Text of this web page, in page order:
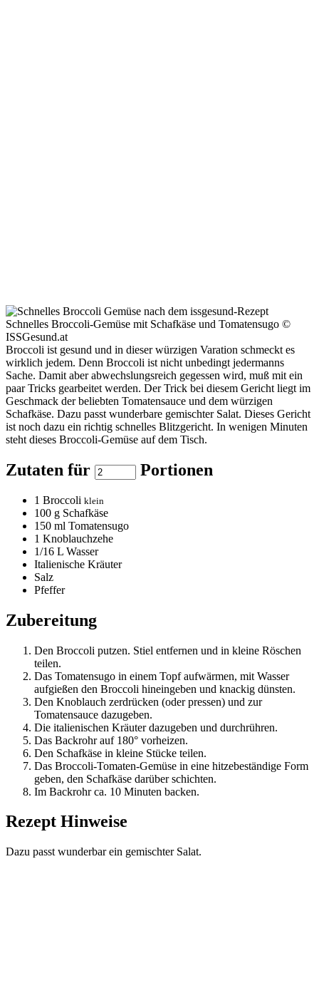
Schnelles Broccoli-Gemüse mit Schafkäse und Tomatensugo ©
ISSGesund.at
Broccoli ist gesund und in dieser würzigen Varation schmeckt es
wirklich jedem. Denn Broccoli ist nicht unbedingt jedermanns
Sache. Damit aber abwechslungsreich gegessen wird, muß mit ein
paar Tricks gearbeitet werden. Der Trick bei diesem Gericht liegt im
Geschmack der beliebten Tomatensauce und dem würzigen
Schafkäse. Dazu passt wunderbare gemischter Salat. Dieses Gericht
ist noch dazu ein richtig schnelles Blitzgericht. In wenigen Minuten
steht dieses Broccoli-Gemüse auf dem Tisch.
Zutaten für Portionen
1 Broccoli klein
100 g Schafkäse
150 ml Tomatensugo
1 Knoblauchzehe
1/16 L Wasser
Italienische Kräuter
Salz
Pfeffer
Zubereitung
Den Broccoli putzen. Stiel entfernen und in kleine Röschen
teilen.
Das Tomatensugo in einem Topf aufwärmen, mit Wasser
aufgießen den Broccoli hineingeben und knackig dünsten.
Den Knoblauch zerdrücken (oder pressen) und zur
Tomatensauce dazugeben.
Die italienischen Kräuter dazugeben und durchrühren.
Das Backrohr auf 180° vorheizen.
Den Schafkäse in kleine Stücke teilen.
Das Broccoli-Tomaten-Gemüse in eine hitzebeständige Form
geben, den Schafkäse darüber schichten.
Im Backrohr ca. 10 Minuten backen.
Rezept Hinweise
Dazu passt wunderbar ein gemischter Salat.